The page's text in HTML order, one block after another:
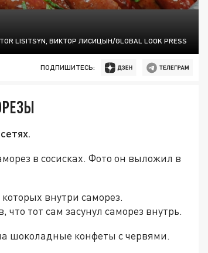
LISITSYN, ВИКТОР ЛИСИЦЫН/GLOBAL LOOK PRESS
ПОДПИШИТЕСЬ:
в сосисках. Фото он выложил в
внутри саморез.
тот сам засунул саморез внутрь.
шоколадные конфеты с червями.